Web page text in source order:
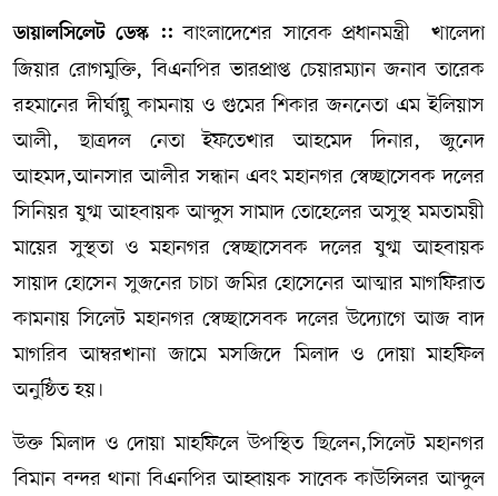
ডায়ালসিলেট ডেস্ক :: বাংলাদেশের সাবেক প্রধানমন্ত্রী খালেদা
জিয়ার রোগমুক্তি, বিএনপির ভারপ্রাপ্ত চেয়ারম্যান জনাব তারেক
রহমানের দীর্ঘায়ু কামনায় ও গুমের শিকার জননেতা এম ইলিয়াস
আলী, ছাত্রদল নেতা ইফতেখার আহমেদ দিনার, জুনেদ
আহমদ,আনসার আলীর সন্ধান এবং মহানগর স্বেচ্ছাসেবক দলের
সিনিয়র যুগ্ম আহবায়ক আব্দুস সামাদ তোহেলের অসুস্থ মমতাময়ী
মায়ের সুস্থতা ও মহানগর স্বেচ্ছাসেবক দলের যুগ্ম আহবায়ক
সায়াদ হোসেন সুজনের চাচা জমির হোসেনের আত্মার মাগফিরাত
কামনায় সিলেট মহানগর স্বেচ্ছাসেবক দলের উদ্যোগে আজ বাদ
মাগরিব আম্বরখানা জামে মসজিদে মিলাদ ও দোয়া মাহফিল
অনুষ্ঠিত হয়।
উক্ত মিলাদ ও দোয়া মাহফিলে উপস্থিত ছিলেন,সিলেট মহানগর
বিমান বন্দর থানা বিএনপির আহ্বায়ক সাবেক কাউন্সিলর আব্দুল